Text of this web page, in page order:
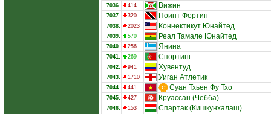
7036. 414 Вижин
7037. 320 Поинт Фортин
7038. 2023 Коннектикут Юнайтед
7039. 570 Реал Тамале Юнайтед
7040. 256 Янина
7041. 269 Спортинг
7042. 941 Хувентуд
7043. 1710 Уиган Атлетик
7044. 441 Суан Тхьен Фу Тхо
7045. 427 Круассан (Чебба)
7046. 153 Спартак (Кишкунхалаш)